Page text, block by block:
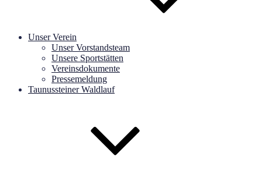
Unser Verein
Unser Vorstandsteam
Unsere Sportstätten
Vereinsdokumente
Pressemeldung
Taunussteiner Waldlauf